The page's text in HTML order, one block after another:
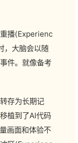
播(Experienc
，大脑会以随
件。就像备考
存为长期记
植到了AI代码
画面和体验不